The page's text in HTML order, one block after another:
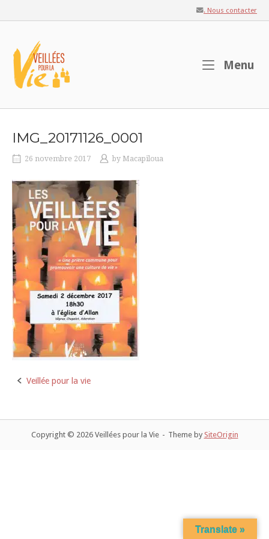
to
. Nous contacter
Menu
IMG_20171126_0001
26 novembre 2017 by Macapiloua
Post
Veillée pour la vie
Copyright © 2026 Veillées pour la Vie Theme by SiteOrigin
Translate »